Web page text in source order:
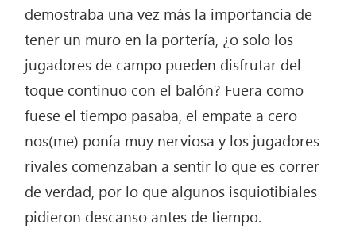
demostraba una vez más la importancia de
tener un muro en la portería, ¿o solo los
jugadores de campo pueden disfrutar del
toque continuo con el balón? Fuera como
fuese el tiempo pasaba, el empate a cero
nos(me) ponía muy nerviosa y los jugadores
rivales comenzaban a sentir lo que es correr
de verdad, por lo que algunos isquiotibiales
pidieron descanso antes de tiempo.